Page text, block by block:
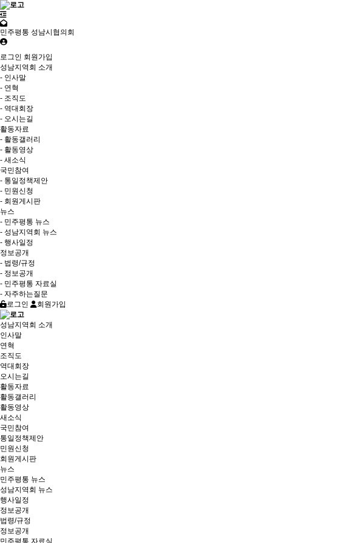
민주평통 성남시협의회
로그인 회원가입
성남지역회 소개
- 인사말
- 연혁
- 조직도
- 역대회장
- 오시는길
활동자료
- 활동갤러리
- 활동영상
- 새소식
국민참여
- 통일정책제안
- 민원신청
- 회원게시판
뉴스
- 민주평통 뉴스
- 성남지역회 뉴스
- 행사일정
정보공개
- 법령/규정
- 정보공개
- 민주평통 자료실
- 자주하는질문
로그인
회원가입
성남지역회 소개
인사말
연혁
조직도
역대회장
오시는길
활동자료
활동갤러리
활동영상
새소식
국민참여
통일정책제안
민원신청
회원게시판
뉴스
민주평통 뉴스
성남지역회 뉴스
행사일정
정보공개
법령/규정
정보공개
민주평통 자료실